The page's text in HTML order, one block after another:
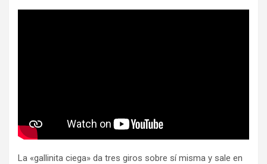
La «gallinita ciega» da tres giros sobre sí misma y sale en